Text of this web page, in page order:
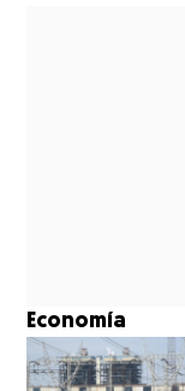
Economía